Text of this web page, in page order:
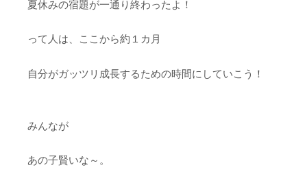
夏休みの宿題が一通り終わったよ！
って人は、ここから約１カ月
自分がガッツリ成長するための時間にしていこう！
みんなが
あの子賢いな～。